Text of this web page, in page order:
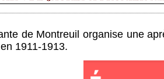
de Montreuil organise une
1911-1913.